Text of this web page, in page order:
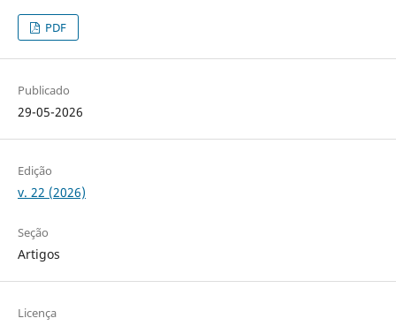
PDF
Publicado
29-05-2026
Edição
v. 22 (2026)
Seção
Artigos
Licença